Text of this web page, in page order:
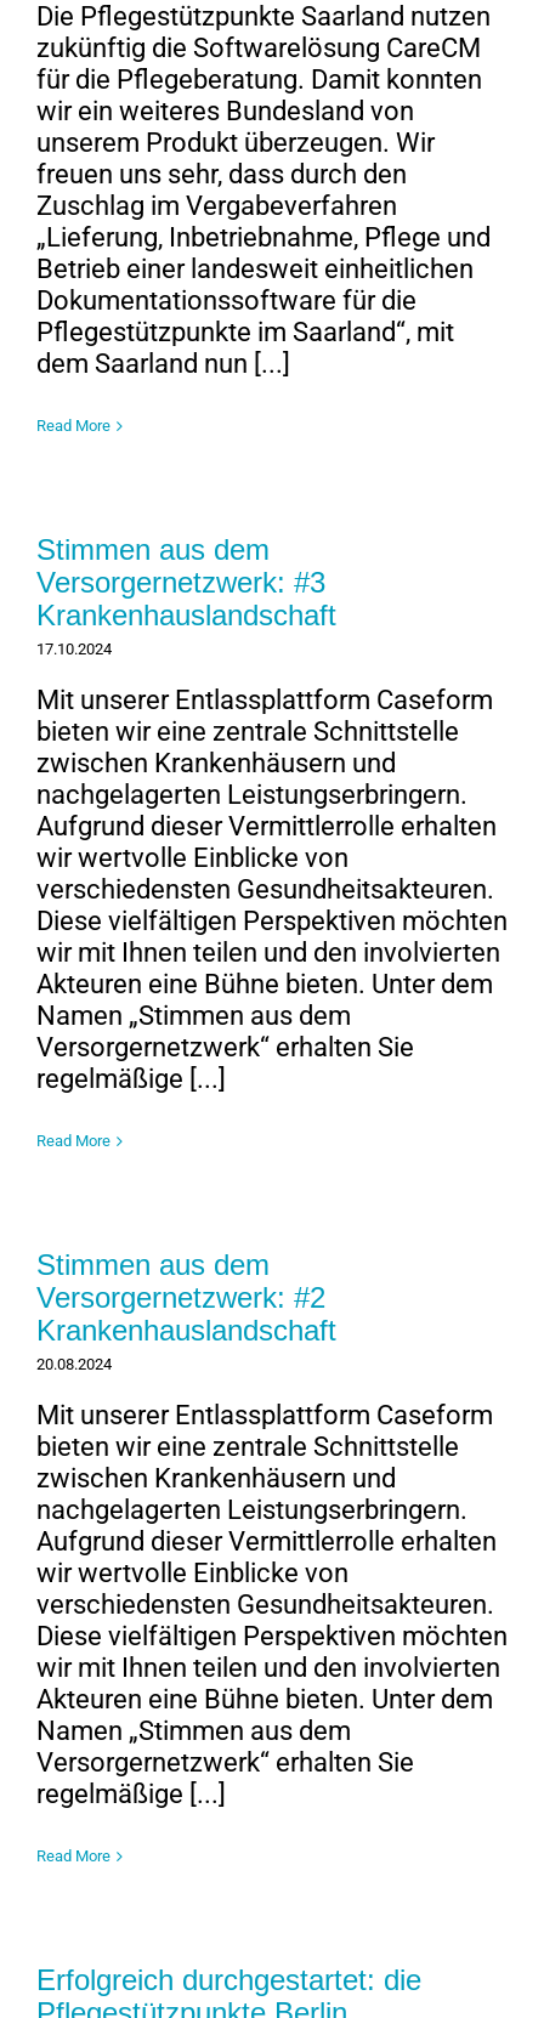
Die Pflegestützpunkte Saarland nutzen
zukünftig die Softwarelösung CareCM
für die Pflegeberatung. Damit konnten
wir ein weiteres Bundesland von
unserem Produkt überzeugen. Wir
freuen uns sehr, dass durch den
Zuschlag im Vergabeverfahren
„Lieferung, Inbetriebnahme, Pflege und
Betrieb einer landesweit einheitlichen
Dokumentationssoftware für die
Pflegestützpunkte im Saarland“, mit
dem Saarland nun [...]
Read More
Stimmen aus dem
Versorgernetzwerk: #3
Krankenhauslandschaft
17.10.2024
Mit unserer Entlassplattform Caseform
bieten wir eine zentrale Schnittstelle
zwischen Krankenhäusern und
nachgelagerten Leistungserbringern.
Aufgrund dieser Vermittlerrolle erhalten
wir wertvolle Einblicke von
verschiedensten Gesundheitsakteuren.
Diese vielfältigen Perspektiven möchten
wir mit Ihnen teilen und den involvierten
Akteuren eine Bühne bieten. Unter dem
Namen „Stimmen aus dem
Versorgernetzwerk“ erhalten Sie
regelmäßige [...]
Read More
Stimmen aus dem
Versorgernetzwerk: #2
Krankenhauslandschaft
20.08.2024
Mit unserer Entlassplattform Caseform
bieten wir eine zentrale Schnittstelle
zwischen Krankenhäusern und
nachgelagerten Leistungserbringern.
Aufgrund dieser Vermittlerrolle erhalten
wir wertvolle Einblicke von
verschiedensten Gesundheitsakteuren.
Diese vielfältigen Perspektiven möchten
wir mit Ihnen teilen und den involvierten
Akteuren eine Bühne bieten. Unter dem
Namen „Stimmen aus dem
Versorgernetzwerk“ erhalten Sie
regelmäßige [...]
Read More
Erfolgreich durchgestartet: die